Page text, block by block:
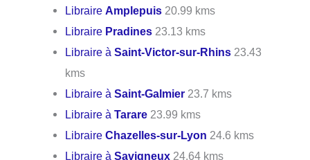
LibraireAmplepuis 20.99 kms
Libraire Pradines 23.13 kms
Libraire àSaint-Victor-sur-Rhins 23.43
kms
Libraire àSaint-Galmier 23.7 kms
Libraire àTarare 23.99 kms
LibraireChazelles-sur-Lyon 24.6 kms
Libraire àSavigneux 24.64 kms